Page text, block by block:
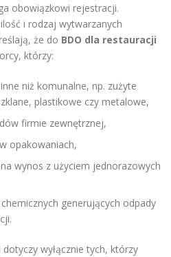
obowiązkowi rejestracji.
i rodzaj wytwarzanych
że do BDO dla restauracji
którzy:
niż komunalne, np. zużyte
plastikowe czy metalowe,
firmie zewnętrznej,
opakowaniach,
wynos z użyciem jednorazowych
generujących odpady
wyłącznie tych, którzy